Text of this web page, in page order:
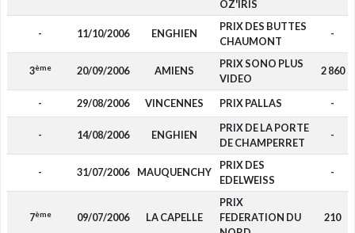
OZ'IRIS
- 11/10/2006 ENGHIEN
PRIX DES BUTTES
CHAUMONT
-
3ème 20/09/2006 AMIENS
PRIX SONO PLUS
VIDEO
2 860
- 29/08/2006 VINCENNES PRIX PALLAS -
- 14/08/2006 ENGHIEN
PRIX DE LA PORTE
DE CHAMPERRET
-
- 31/07/2006 MAUQUENCHY
PRIX DES
EDELWEISS
-
7ème 09/07/2006 LA CAPELLE
PRIX
FEDERATION DU
210